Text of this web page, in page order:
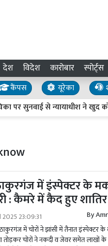
देश विदेश कारोबार स्पोर्ट्स
कैंपस यूरेका
से न्यायाधीश ने खुद को
में इंस्पेक्टर के
: कैमरे में कैद हुए
2025 23:09:31 By
में चोरों ने झांसी में तैनात इंस्पेक्टर
तोड़कर चोरों ने नकदी व जेवर समेत लाखों